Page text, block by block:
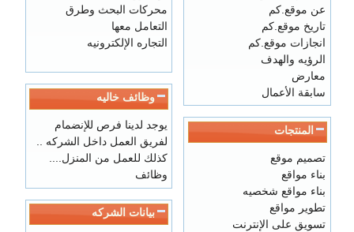
عن موقع.كم
تاريخ موقع.كم
انجازات موقع.كم
الرؤيه والهدف
معارض
سابقة الأعمال
المنتجات
تصميم موقع
بناء مواقع
بناء مواقع شخصيه
تطوير مواقع
تسويق على الإنترنت
محركات البحث وطرق
التعامل معها
التجاره الإلكترونيه
وظائف خاليه
يوجد لدينا فرص للإنضمام
لفريق العمل داخل الشركه ..
كذلك للعمل من المنزل....
وظائف
بيانات الشركه